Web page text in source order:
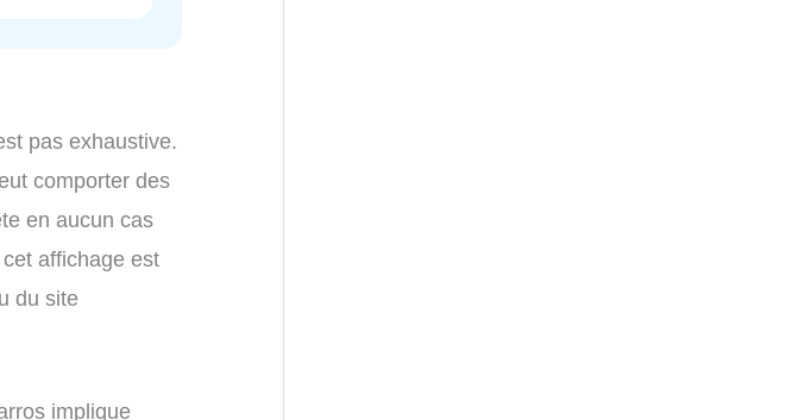
pas exhaustive.
comporter des
en aucun cas
affichage est
du site
implique